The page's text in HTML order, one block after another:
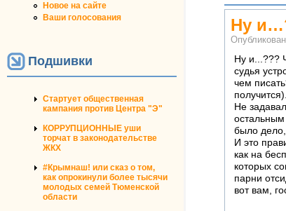
Новое на сайте
Ваши голосования
Подшивки
Стартует общественная
кампания против Центра "Э"
КОРРУПЦИОННЫЕ уши
торчат в законодательстве
ЖКХ
#Крымнаш! или сказ о том,
как опрокинули более тысячи
молодых семей Тюменской
области
Ну
Ну и...???
судья
чем
получится).
Не
было
И это
как на
которых
парни
вот вам,